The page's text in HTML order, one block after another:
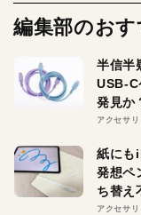
編集部のおす
半信半
USB-C
発見か
アクセサリ
紙にも
発想ペ
ち替え
アクセサリ